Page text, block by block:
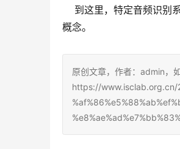
到这里，特定音频识别
概念。
原创文章，作者：admin，
https://www.isclab.org.cn/